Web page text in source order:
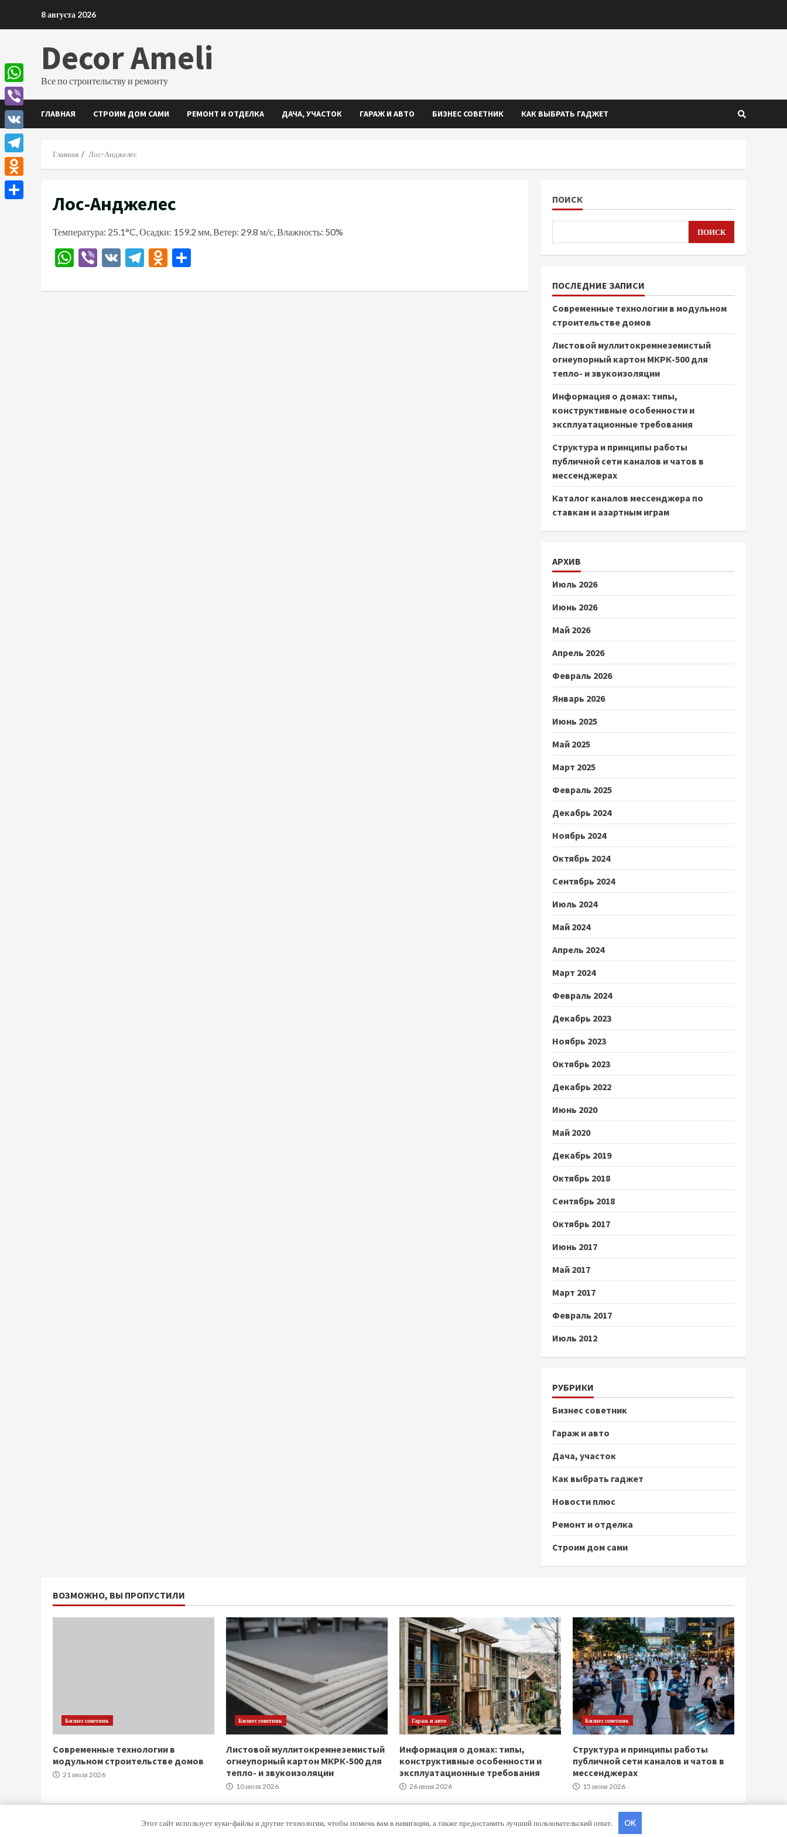
8 августа 2026
Decor Ameli
Все по строительству и ремонту
ГЛАВНАЯ СТРОИМ ДОМ САМИ РЕМОНТ И ОТДЕЛКА ДАЧА, УЧАСТОК ГАРАЖ И АВТО БИЗНЕС СОВЕТНИК КАК ВЫБРАТЬ ГАДЖЕТ
Главная Лос-Анджелес
Лос-Анджелес
Температура: 25.1°C, Осадки: 159.2 мм, Ветер: 29.8 м/с, Влажность: 50%
WhatsApp
Viber
VK Telegram
Odnoklassniki
ПОИСК
ПОИСК
ПОСЛЕДНИЕ ЗАПИСИ
Современные технологии в модульном
строительстве домов
Листовой муллитокремнеземистый
огнеупорный картон МКРК-500 для
тепло- и звукоизоляции
Информация о домах: типы,
конструктивные особенности и
эксплуатационные требования
Структура и принципы работы
публичной сети каналов и чатов в
мессенджерах
Каталог каналов мессенджера по
ставкам и азартным играм
АРХИВ
Июль 2026
Июнь 2026
Май 2026
Апрель 2026
Февраль 2026
Январь 2026
Июнь 2025
Май 2025
Март 2025
Февраль 2025
Декабрь 2024
Ноябрь 2024
Октябрь 2024
Сентябрь 2024
Июль 2024
Май 2024
Апрель 2024
Март 2024
Февраль 2024
Декабрь 2023
Ноябрь 2023
Октябрь 2023
Декабрь 2022
Июнь 2020
Май 2020
Декабрь 2019
Октябрь 2018
Сентябрь 2018
Октябрь 2017
Июнь 2017
Май 2017
Март 2017
Февраль 2017
Июль 2012
РУБРИКИ
Бизнес советник
Гараж и авто
Дача, участок
Как выбрать гаджет
Новости плюс
Ремонт и отделка
Строим дом сами
ВОЗМОЖНО, ВЫ ПРОПУСТИЛИ
Бизнес советник
Современные технологии в
модульном строительстве домов
21 июля 2026
Бизнес советник
Листовой муллитокремнеземистый
огнеупорный картон МКРК-500 для
тепло- и звукоизоляции
10 июля 2026
Гараж и авто
Информация о домах: типы,
конструктивные особенности и
эксплуатационные требования
26 июня 2026
Бизнес советник
Структура и принципы работы
публичной сети каналов и чатов в
мессенджерах
15 июня 2026
Copyright © Все права защищены.|MoreNewsот AF themes.
WhatsApp
Viber
VK
Telegram
Odnoklassniki
Этот сайт использует куки-файлы и другие технологии, чтобы помочь вам в навигации, а также предоставить лучший пользовательский опыт. OK